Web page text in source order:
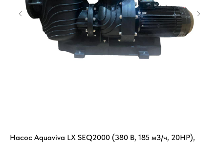
Насос Aquaviva LX SEQ2000 (380 В, 185 м3/ч, 20HP),